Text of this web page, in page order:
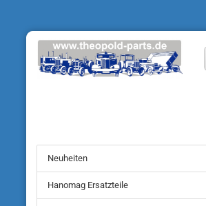
Neuheiten
Hanomag Ersatzteile